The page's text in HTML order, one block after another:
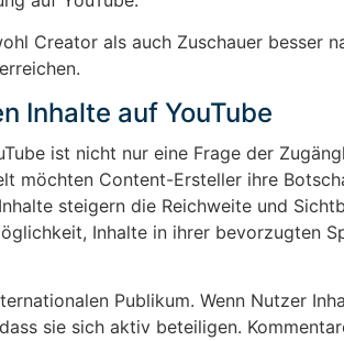
Creator als auch Zuschauer besser
Inhalte auf YouTube
ist nicht nur eine Frage der
möchten Content-Ersteller ihre
steigern die Reichweite und
Inhalte in ihrer bevorzugten
Publikum. Wenn Nutzer
sie sich aktiv beteiligen.